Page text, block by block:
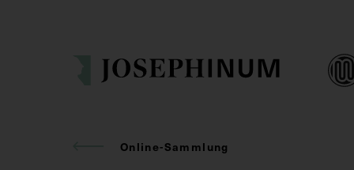
Online-Sammlung